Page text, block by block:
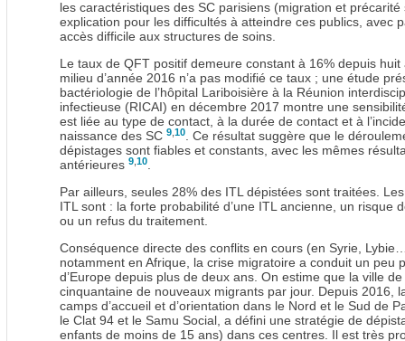
les caractéristiques des SC parisiens (migration et
explication pour les difficultés à atteindre ces publics, avec
accès difficile aux structures de soins.
Le taux de QFT positif demeure constant à 16% depuis
milieu d’année 2016 n’a pas modifié ce taux ; une étude
bactériologie de l’hôpital Lariboisière à la Réunion
infectieuse (RICAI) en décembre 2017 montre une
est liée au type de contact, à la durée de contact et à
naissance des SC 9 10. Ce résultat suggère que le
dépistages sont fiables et constants, avec les mêmes
antérieures 9 10.
Par ailleurs, seules 28% des ITL dépistées sont traitées.
ITL sont : la forte probabilité d’une ITL ancienne, un risque
ou un refus du traitement.
Conséquence directe des conflits en cours (en Syrie,
notamment en Afrique, la crise migratoire a conduit un peu
d’Europe depuis plus de deux ans. On estime que la ville
cinquantaine de nouveaux migrants par jour. Depuis 2016,
camps d’accueil et d’orientation dans le Nord et le Sud de
le Clat 94 et le Samu Social, a défini une stratégie de
enfants de moins de 15 ans) dans ces centres. Il est très